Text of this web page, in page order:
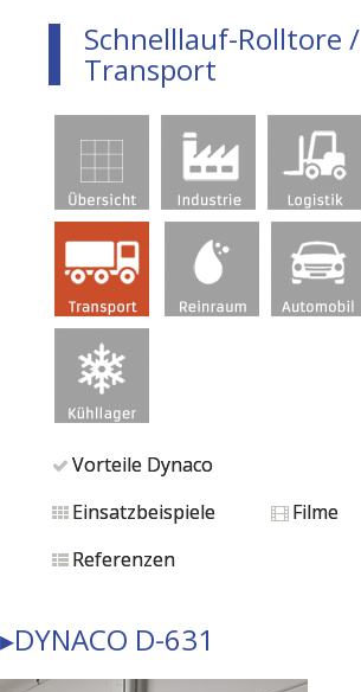
Schnelllauf-Rolltore /
Transport
Vorteile Dynaco
Einsatzbeispiele
Filme
Referenzen
▸DYNACO D-631